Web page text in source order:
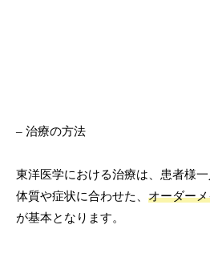
– 治療の方法
東洋医学における治療は、患者様
体質や症状に合わせた、オーダー
が基本となります。